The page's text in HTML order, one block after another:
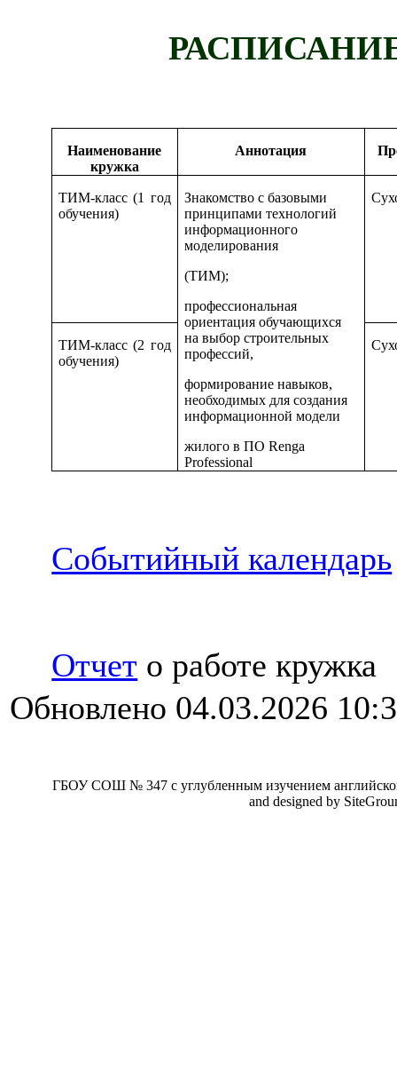
Наименование
кружка
Аннотация
ТИМ-класс (1 год
обучения)
Знакомство с базовыми
принципами технологий
информационного
моделирования
(ТИМ);
профессиональная
ориентация обучающихся
на выбор строительных
профессий,
формирование навыков,
необходимых для создания
информационной модели
жилого в ПО Renga
Professional
ТИМ-класс (2 год
обучения)
Событийный календарь
Отчет о работе кружка
Обновлено 04.03.2026
ГБОУ СОШ № 347 с углубленным изучением
and designed by